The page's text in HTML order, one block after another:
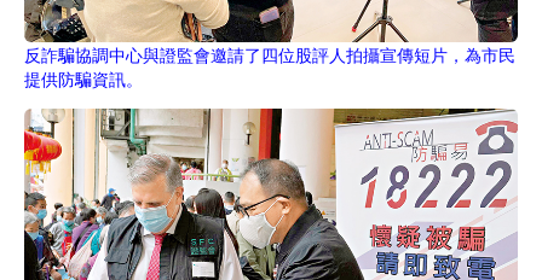
反詐騙協調中心與證監會邀請了四位股評人拍攝宣傳短片，為市民
提供防騙資訊。